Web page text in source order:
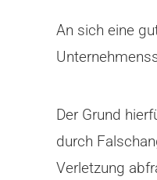
An sich eine
Der Grund
durch
Verletzung